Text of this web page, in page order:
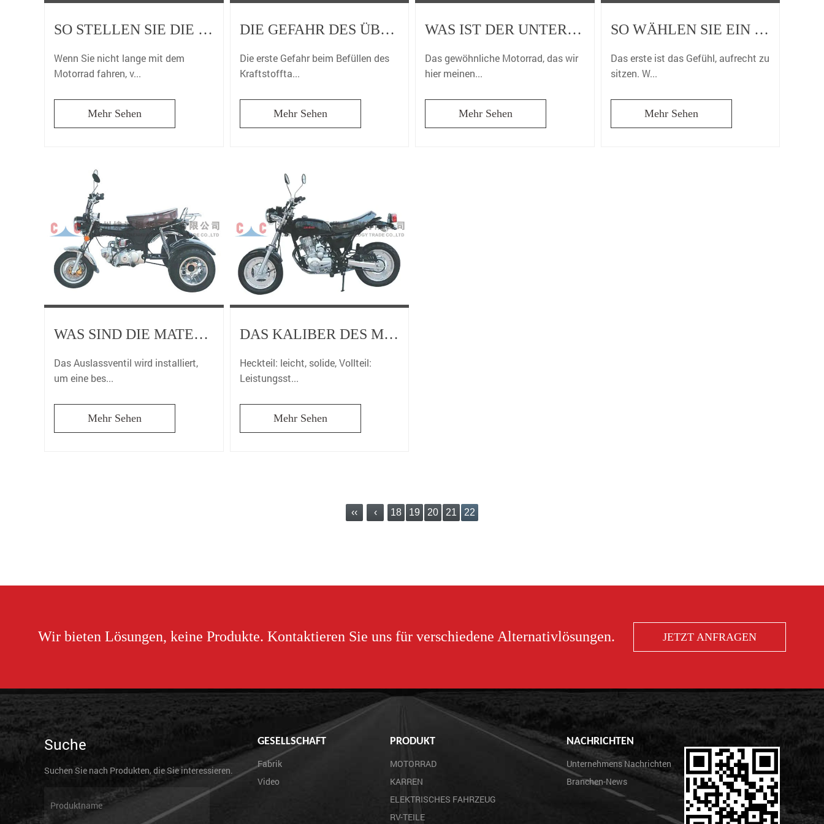
SO STELLEN SIE DIE GUTE LEISTUNG VON MOTORRAD-KRAFTSTOFFTANKS SICHER
Wenn Sie nicht lange mit dem
Motorrad fahren, v...
Mehr Sehen
DIE GEFAHR DES ÜBERFÜLLENS DES KRAFTSTOFFTANKS DES MOTORRADS
Die erste Gefahr beim Befüllen des
Kraftstoffta...
Mehr Sehen
WAS IST DER UNTERSCHIED ZWISCHEN EFI-MOTORRÄDERN UND GEWÖHNLICHEN MOTORRÄDERN?
Das gewöhnliche Motorrad, das wir
hier meinen...
Mehr Sehen
SO WÄHLEN SIE EIN MOTORRADKISSEN AUS
Das erste ist das Gefühl, aufrecht zu
sitzen. W...
Mehr Sehen
WAS SIND DIE MATERIALIEN DES MOTORRADAUSPUFFROHRS?
Das Auslassventil wird installiert,
um eine bes...
Mehr Sehen
DAS KALIBER DES MOTORRADAUSPUFFS IST NICHT PROPORTIONAL ZUR LEISTUNG
Heckteil: leicht, solide, Vollteil:
Leistungsst...
Mehr Sehen
‹‹ ‹ 18 19 20 21 22
Wir bieten Lösungen, keine Produkte. Kontaktieren Sie uns für verschiedene Alternativlösungen. JETZT ANFRAGEN
Suche
Suchen Sie nach Produkten, die Sie interessieren.
GESELLSCHAFT
Fabrik
Video
PRODUKT
MOTORRAD
KARREN
ELEKTRISCHES FAHRZEUG
RV-TEILE
NACHRICHTEN
Unternehmens Nachrichten
Branchen-News